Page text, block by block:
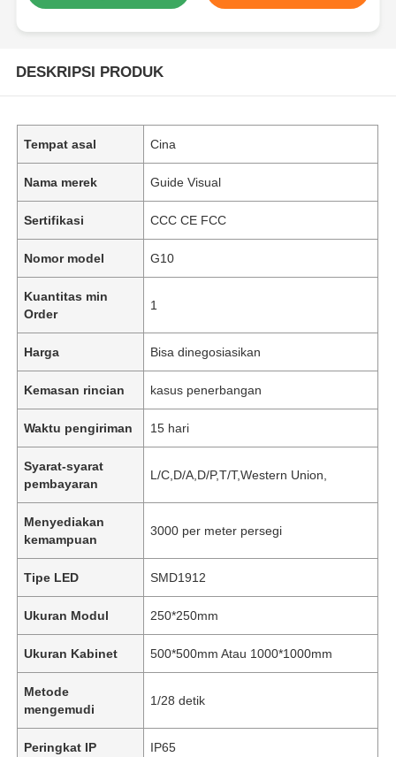
DESKRIPSI PRODUK
Tempat asal Cina
Nama merek Guide Visual
Sertifikasi CCC CE FCC
Nomor model G10
Kuantitas min
Order
1
Harga Bisa dinegosiasikan
Kemasan rincian kasus penerbangan
Waktu pengiriman 15 hari
Syarat-syarat
pembayaran
L/C,D/A,D/P,T/T,Western Union,
Menyediakan
kemampuan
3000 per meter persegi
Tipe LED SMD1912
Ukuran Modul 250*250mm
Ukuran Kabinet 500*500mm Atau 1000*1000mm
Metode
mengemudi
1/28 detik
Peringkat IP IP65